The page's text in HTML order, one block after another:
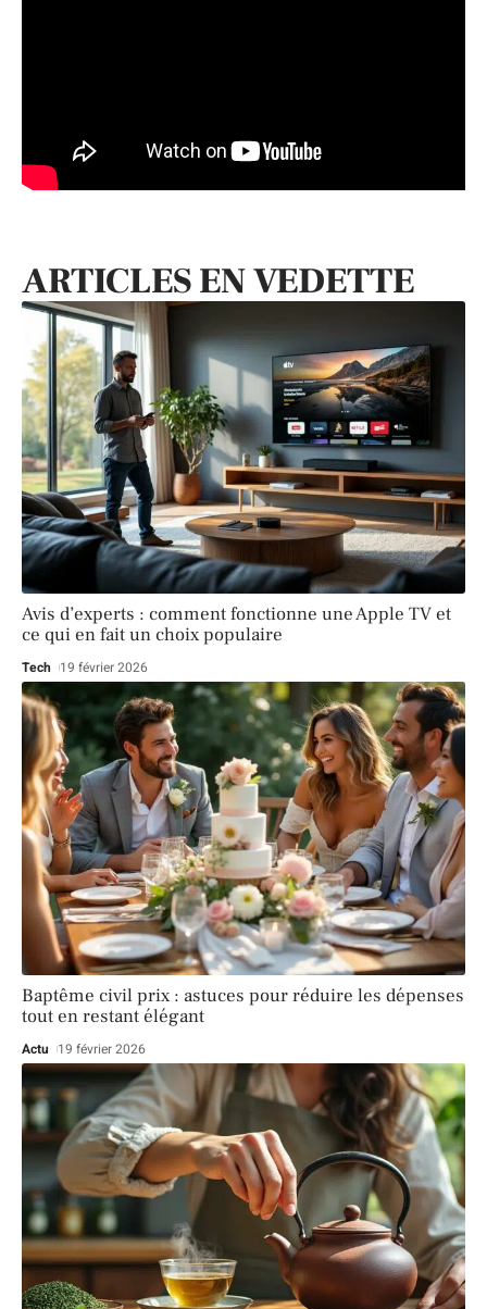
ARTICLES EN VEDETTE
Avis d’experts : comment fonctionne une Apple TV et
ce qui en fait un choix populaire
Tech 19 février 2026
Baptême civil prix : astuces pour réduire les dépenses
tout en restant élégant
Actu 19 février 2026